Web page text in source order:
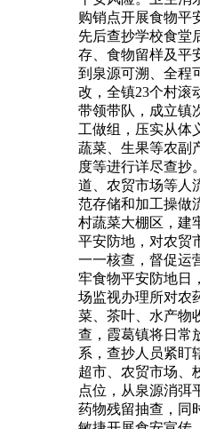
购销点开展食物平
先后查抄学校食堂
存、食物留样及平
到泉源可溯、全程
改，全镇23个村滚
带领带队，成立镇
工做组，压实从体
蔬菜、生果等农副
度等进行详尽查抄
道、农贸市场等人
范存储和加工操做
村蔬菜大棚区，建
平安防地，对农贸
一一核查，督促运
牢食物平安防地日
场监视办理所对农
菜、茶叶、水产物
查，霞葛镇将日常
系，查抄人员紧盯
超市、农贸市场、
点位，从泉源消弭
药物残留抽查，同